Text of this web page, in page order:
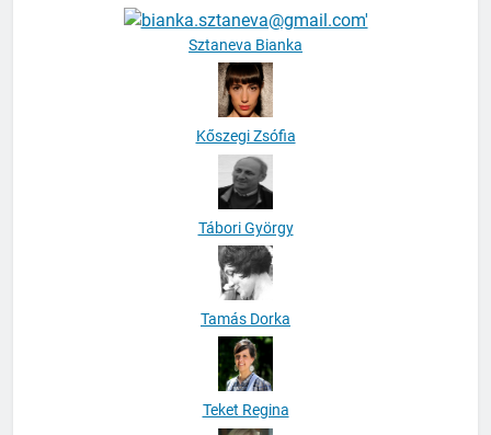
Sztaneva Bianka
Kőszegi Zsófia
Tábori György
Tamás Dorka
Teket Regina